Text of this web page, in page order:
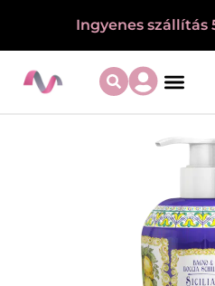
Ingyenes szállítás